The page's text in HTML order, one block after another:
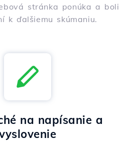
stránka ponúka a boli
k ďalšiemu skúmaniu.
na napísanie a